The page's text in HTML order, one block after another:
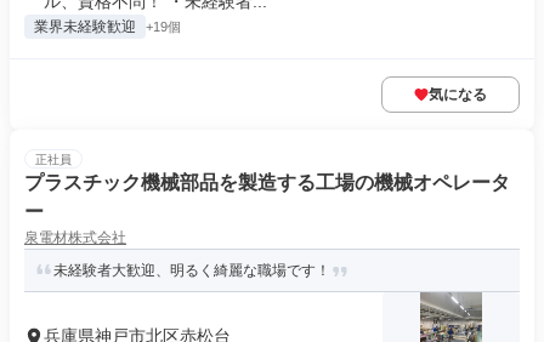
業界未経験歓迎 +19個
気になる
正社員
プラスチック機械部品を製造する工場の機械オペレータ
ー
泉電材株式会社
未経験者大歓迎、明るく綺麗な職場です！
兵庫県神戸市北区赤松台